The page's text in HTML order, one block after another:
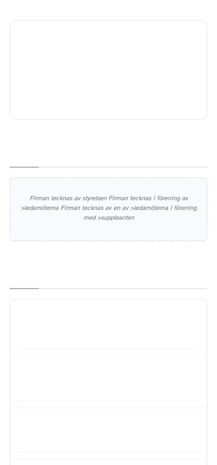
Firman tecknas av styrelsen Firman tecknas i förening av
>ledamöterna Firman tecknas av en av >ledamöterna i förening
med >suppleanten